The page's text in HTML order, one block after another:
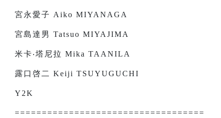
宮永愛子 Aiko MIYANAGA
宮島達男 Tatsuo MIYAJIMA
米卡‧塔尼拉 Mika TAANILA
露口啓二 Keiji TSUYUGUCHI
Y2K
===================================